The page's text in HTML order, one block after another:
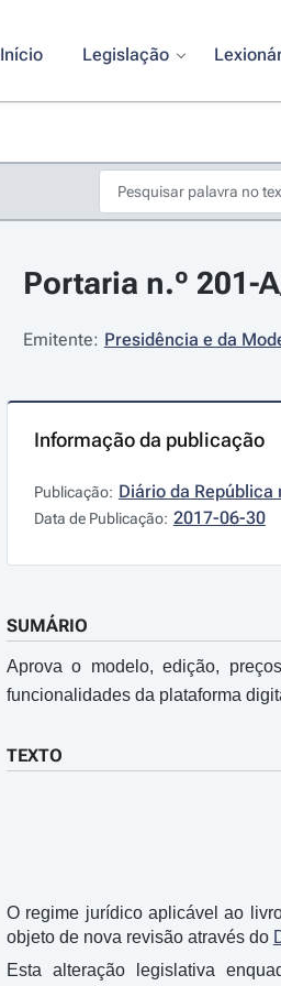
Início Legislação
Portaria n.º 201-
Emitente: Presidência e da
Informação da publicação
Publicação: Diário da República
Data de Publicação: 2017-06-30
SUMÁRIO
Aprova o modelo, edição,
funcionalidades da plataforma
TEXTO
O regime jurídico aplicável ao
objeto de nova revisão através do
Esta alteração legislativa